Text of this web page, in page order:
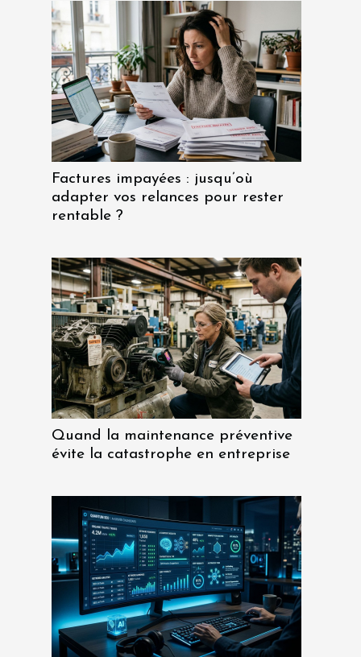
Factures impayées : jusqu’où
adapter vos relances pour rester
rentable ?
Quand la maintenance préventive
évite la catastrophe en entreprise